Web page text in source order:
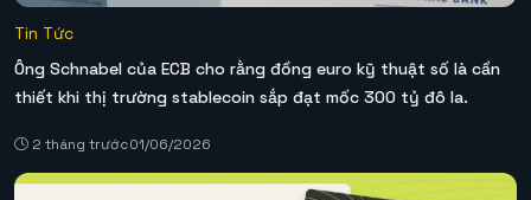
Tin Tức
Ông Schnabel của ECB cho rằng đồng euro kỹ thuật số là cần
thiết khi thị trường stablecoin sắp đạt mốc 300 tỷ đô la.
2 tháng trước01/06/2026